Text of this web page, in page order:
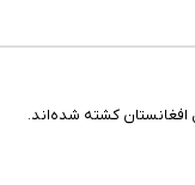
افغانستان کشته شده‌اند.